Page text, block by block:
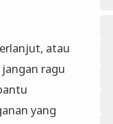
atau
ragu
yang